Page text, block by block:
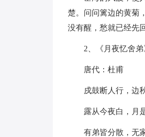
楚。问问篱边的黄菊
没有醒，愁就已经先
2、《月夜忆舍弟
唐代：杜甫
戍鼓断人行，边
露从今夜白，月
有弟皆分散，无